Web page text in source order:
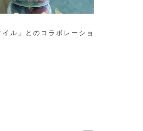
ル」とのコラボレーショ